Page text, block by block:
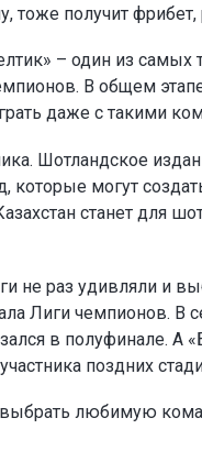
тоже получит
– один из самых
В общем
даже с такими
Шотландское
которые могут
станет для
не раз удивляли и
Лиги чемпионов. В
в полуфинале. А
поздних
любимую